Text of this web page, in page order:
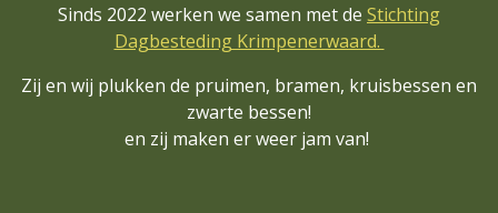
Sinds 2022 werken we samen met de Stichting
Dagbesteding Krimpenerwaard.
Zij en wij plukken de pruimen, bramen, kruisbessen en
zwarte bessen!
en zij maken er weer jam van!